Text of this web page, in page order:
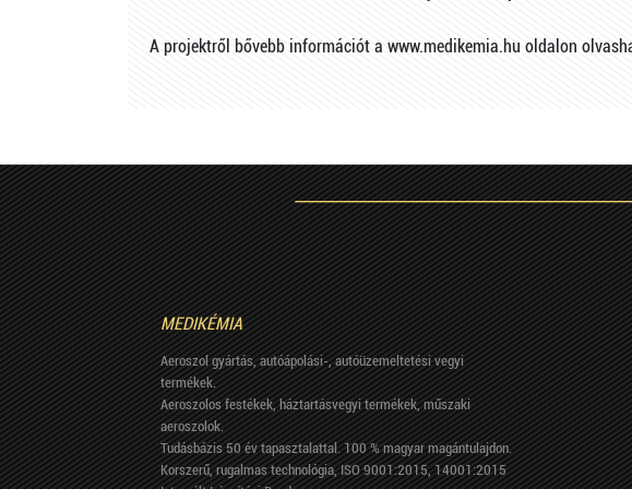
A projektről bővebb információt a www.medikemia.hu oldalon
MEDIKÉMIA
Aeroszol gyártás, autóápolási-, autóüzemeltetési vegyi
termékek.
Aeroszolos festékek, háztartásvegyi termékek, műszaki
aeroszolok.
Tudásbázis 50 év tapasztalattal. 100 % magyar magántulajdon.
Korszerű, rugalmas technológia, ISO 9001:2015, 14001:2015